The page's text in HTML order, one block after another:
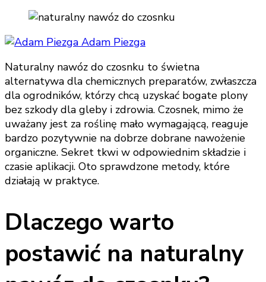
Adam Piezga
Naturalny nawóz do czosnku to świetna
alternatywa dla chemicznych preparatów, zwłaszcza
dla ogrodników, którzy chcą uzyskać bogate plony
bez szkody dla gleby i zdrowia. Czosnek, mimo że
uważany jest za roślinę mało wymagającą, reaguje
bardzo pozytywnie na dobrze dobrane nawożenie
organiczne. Sekret tkwi w odpowiednim składzie i
czasie aplikacji. Oto sprawdzone metody, które
działają w praktyce.
Dlaczego warto
postawić na naturalny